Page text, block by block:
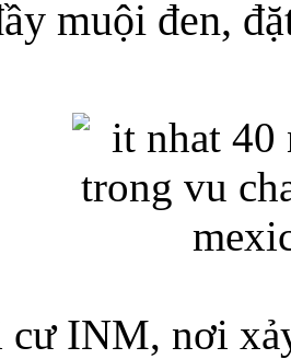
muội đen,
cư INM, nơi